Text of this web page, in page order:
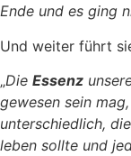
Ende und es ging
Und weiter führt
„Die Essenz
gewesen sein
unterschiedlich,
leben sollte und